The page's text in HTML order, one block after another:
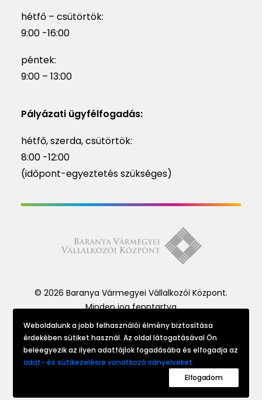
hétfő – csütörtök:
9:00 -16:00
péntek:
9:00 – 13:00
Pályázati ügyfélfogadás:
hétfő, szerda, csütörtök:
8:00 -12:00
(időpont-egyeztetés szükséges)
© 2026 Baranya Vármegyei Vállalkozói Központ.
Minden jog fenntartva
Website made by
Weboldalunk a jobb felhasználói élmény biztosítása
érdekében sütiket használ. Az oldal látogatásával Ön
beleegyezik az ilyen adatfájlok fogadásába és elfogadja az
adat- és sütikezelésre vonatkozó irányelveket.
Elfogadom